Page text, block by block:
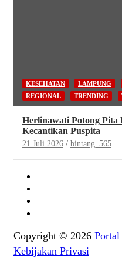
KESEHATAN LAMPUNG
REGIONAL
TRENDING
Herlinawati Potong
Kecantikan Puspita
21 Juli 2026 bintang_565
Copyright © 2026
Kebijakan Privasi